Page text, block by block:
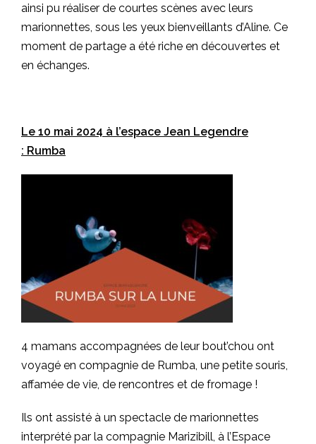
ainsi pu réaliser de courtes scènes avec leurs
marionnettes, sous les yeux bienveillants d’Aline. Ce
moment de partage a été riche en découvertes et
en échanges.
Le 10 mai 2024 à l’espace Jean Legendre
: Rumba
4 mamans accompagnées de leur bout’chou ont
voyagé en compagnie de Rumba, une petite souris,
affamée de vie, de rencontres et de fromage !
Ils ont assisté à un spectacle de marionnettes
interprété par la compagnie Marizibill, à l’Espace